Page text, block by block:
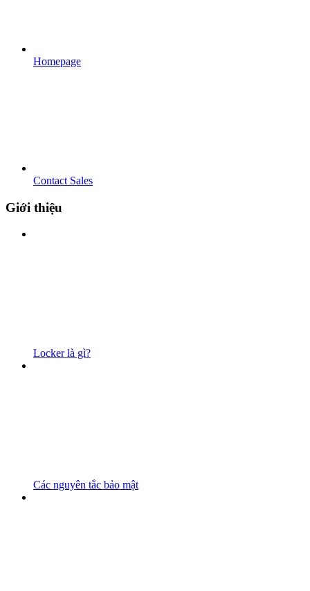
Homepage
Contact Sales
Giới thiệu
Locker là gì?
Các nguyên tắc bảo mật